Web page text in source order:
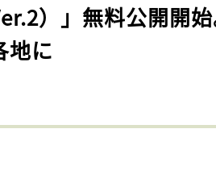
）」無料公開開
地に